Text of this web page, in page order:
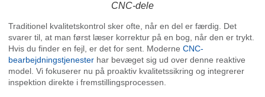
CNC-dele
Traditionel kvalitetskontrol sker ofte, når en del er færdig. Det
svarer til, at man først læser korrektur på en bog, når den er trykt.
Hvis du finder en fejl, er det for sent. Moderne CNC-
bearbejdningstjenester har bevæget sig ud over denne reaktive
model. Vi fokuserer nu på proaktiv kvalitetssikring og integrerer
inspektion direkte i fremstillingsprocessen.